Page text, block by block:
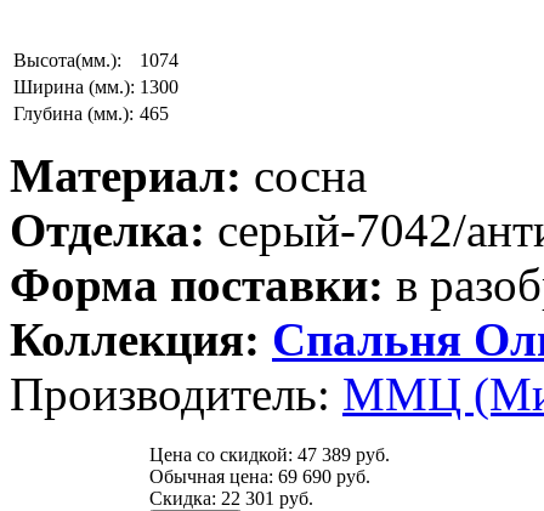
Высота(мм.):
1074
Ширина (мм.): 1300
Глубина (мм.): 465
Материал: сосна
Отделка: серый-7042/
Форма поставки: в
Коллекция: Спальня
Производитель: ММЦ
Цена со скидкой: 47 389 руб.
Обычная цена: 69 690 руб.
Скидка: 22 301 руб.